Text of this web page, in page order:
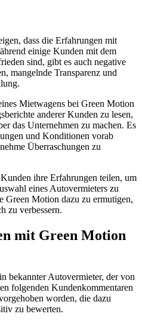
dass die Erfahrungen mit
einige Kunden mit dem
sind, gibt es auch negative
mangelnde Transparenz und
Mietwagens bei Green Motion
anderer Kunden zu lesen,
das Unternehmen zu machen. Es
und Konditionen vorab
Überraschungen zu
ihre Erfahrungen teilen, um
eines Autovermieters zu
Green Motion dazu zu ermutigen,
zu verbessern.
mit Green Motion
bekannter Autovermieter, der von
folgenden Kundenkommentaren
worden, die dazu
zu bewerten.